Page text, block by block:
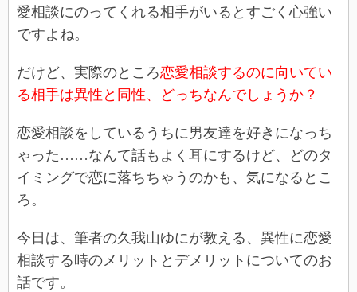
愛相談にのってくれる相手がいるとすごく心強い
ですよね。
だけど、実際のところ恋愛相談するのに向いてい
る相手は異性と同性、どっちなんでしょうか？
恋愛相談をしているうちに男友達を好きになっち
ゃった……なんて話もよく耳にするけど、どのタ
イミングで恋に落ちちゃうのかも、気になるとこ
ろ。
今日は、筆者の久我山ゆにが教える、異性に恋愛
相談する時のメリットとデメリットについてのお
話です。